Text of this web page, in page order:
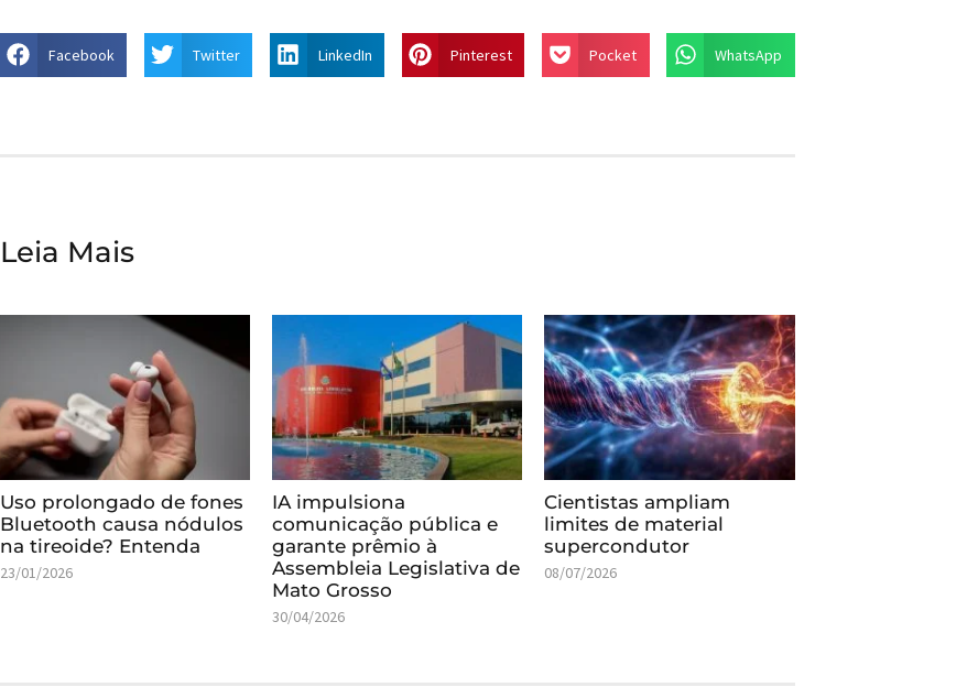
Facebook Twitter LinkedIn Pinterest Pocket WhatsApp
Leia Mais
Uso prolongado de fones
Bluetooth causa nódulos
na tireoide? Entenda
23/01/2026
IA impulsiona
comunicação pública e
garante prêmio à
Assembleia Legislativa de
Mato Grosso
30/04/2026
Cientistas ampliam
limites de material
supercondutor
08/07/2026